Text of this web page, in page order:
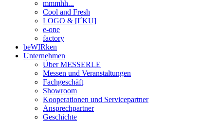
mmmhh...
Cool and Fresh
LOGO & [I´KU]
e-one
factory
beWIRken
Unternehmen
Über MESSERLE
Messen und Veranstaltungen
Fachgeschäft
Showroom
Kooperationen und Servicepartner
Ansprechpartner
Geschichte